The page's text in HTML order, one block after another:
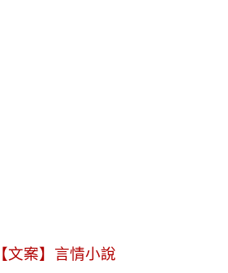
【文案】言情小說